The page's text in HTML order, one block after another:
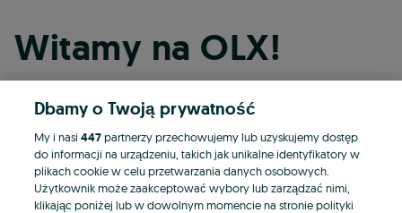
Witamy na OLX!
Kontynuuj przez Facebooka
Kontynuuj przez konto Apple
Dbamy o Twoją prywatność
My i nasi447partnerzy przechowujemy lub uzyskujemy dostęp
do informacji na urządzeniu, takich jak unikalne identyfikatory w
plikach cookie w celu przetwarzania danych osobowych.
Użytkownik może zaakceptować wybory lub zarządzać nimi,
klikając poniżej lub w dowolnym momencie na stronie polityki